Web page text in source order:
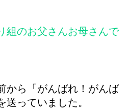
組のお父さんお母さんで
から「がんばれ！がんば
っていました。